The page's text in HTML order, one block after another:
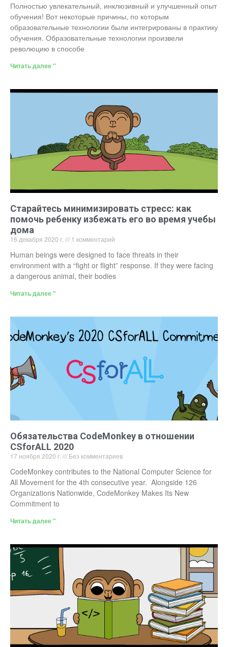
Полностью увлекательный, инклюзивный и улучшенный опыт
обучения! Вот некоторые причины, по которым
образовательные технологии были интегрированы в практику
обучения. Образовательные технологии произвели
революцию в способе
Читать далее "
Старайтесь минимизировать стресс: как
помочь ребенку избежать его во время учебы
дома
16 декабря 2020 г. 1 комментарий
Human beings were designed to face threats in their
environment with a “fight or flight” response. If they were facing
a dangerous animal, their bodies
Читать далее "
Обязательства CodeMonkey в отношении
CSforALL 2020
17 ноября 2020 г. Без комментариев
CodeMonkey contributes to the National Computer Science for
All Movement for the 4th consecutive year. Alongside 126
Organizations Nationwide, CodeMonkey Makes Its New
Commitment to
Читать далее "